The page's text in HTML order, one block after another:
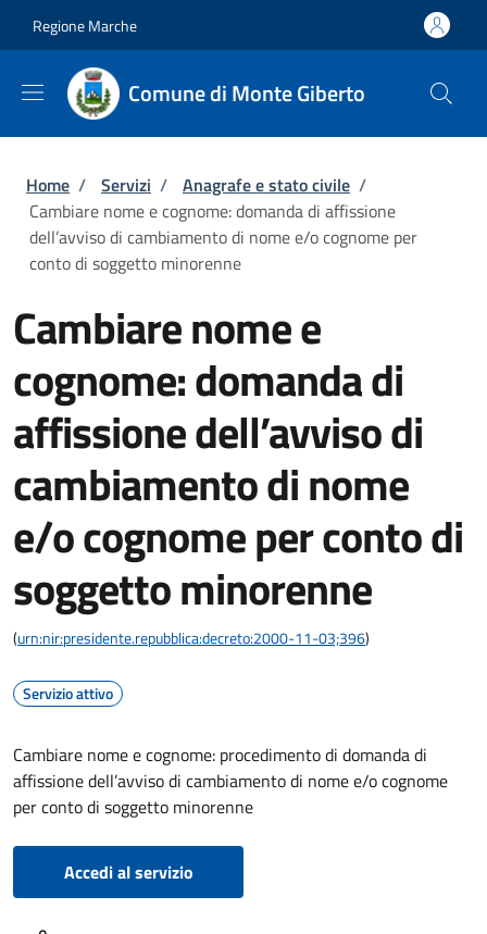
Regione Marche
Comune di Monte Giberto
Briciole di pane
Home / Servizi / Anagrafe e stato civile /
Cambiare nome e cognome: domanda di affissione
dell’avviso di cambiamento di nome e/o cognome per
conto di soggetto minorenne
Cambiare nome e
cognome: domanda di
affissione dell’avviso di
cambiamento di nome
e/o cognome per conto di
soggetto minorenne
(urn:nir:presidente.repubblica:decreto:2000-11-03;396)
Servizio attivo
Cambiare nome e cognome: procedimento di domanda di
affissione dell’avviso di cambiamento di nome e/o cognome
per conto di soggetto minorenne
Accedi al servizio